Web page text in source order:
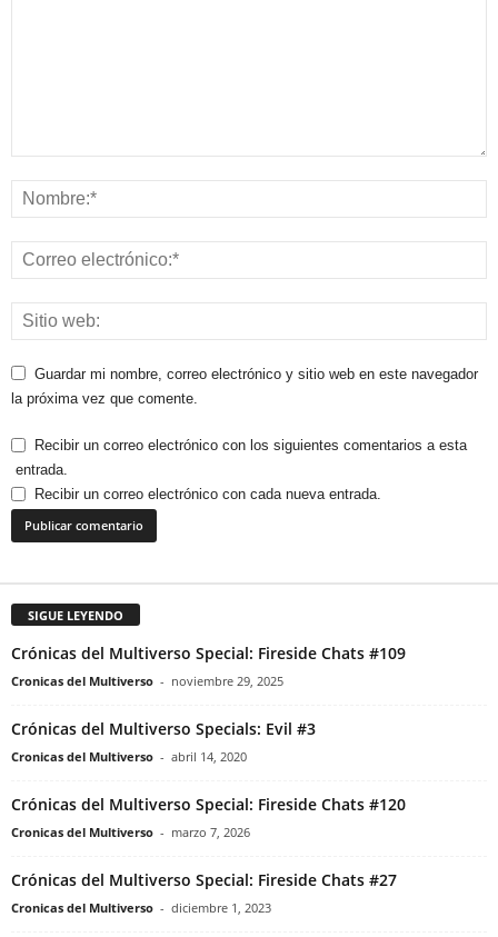
Guardar mi nombre, correo electrónico y sitio web en este navegador
la próxima vez que comente.
Recibir un correo electrónico con los siguientes comentarios a esta
entrada.
Recibir un correo electrónico con cada nueva entrada.
SIGUE LEYENDO
Crónicas del Multiverso Special: Fireside Chats #109
Cronicas del Multiverso - noviembre 29, 2025
Crónicas del Multiverso Specials: Evil #3
Cronicas del Multiverso - abril 14, 2020
Crónicas del Multiverso Special: Fireside Chats #120
Cronicas del Multiverso - marzo 7, 2026
Crónicas del Multiverso Special: Fireside Chats #27
Cronicas del Multiverso - diciembre 1, 2023